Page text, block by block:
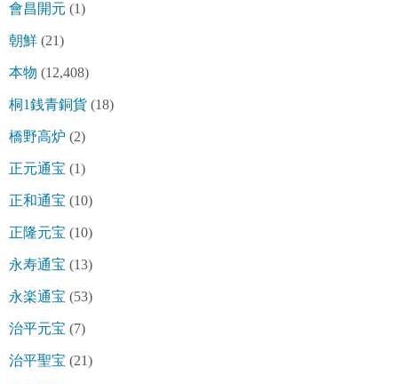
會昌開元 (1)
朝鮮 (21)
本物 (12,408)
桐1銭青銅貨 (18)
橋野高炉 (2)
正元通宝 (1)
正和通宝 (10)
正隆元宝 (10)
永寿通宝 (13)
永楽通宝 (53)
治平元宝 (7)
治平聖宝 (21)